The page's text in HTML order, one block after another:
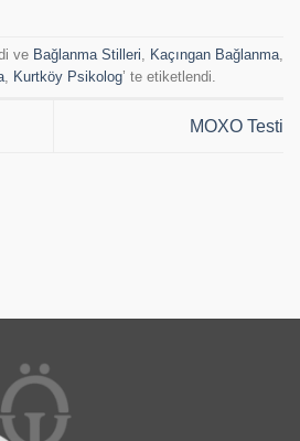
ve Bağlanma Stilleri Kaçıngan Bağlanma
, Kurtköy Psikolog’ te etiketlendi.
MOXO Testi